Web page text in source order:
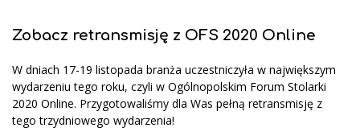
Zobacz retransmisję z OFS 2020 Online
W dniach 17-19 listopada branża uczestniczyła w największym
wydarzeniu tego roku, czyli w Ogólnopolskim Forum Stolarki
2020 Online. Przygotowaliśmy dla Was pełną retransmisję z
tego trzydniowego wydarzenia!